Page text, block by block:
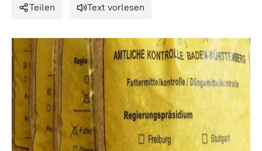
Teilen Text vorlesen